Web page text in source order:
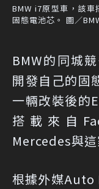
BMW i7原型車，該
固態電池芯。 圖／
BMW的同城
開發自己的固
一輛改裝後的
搭載來自
Mercedes與
根據外媒Auto